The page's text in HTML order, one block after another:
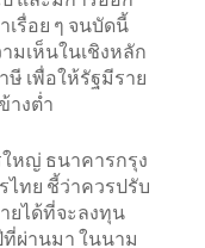
เรื่อย ๆ จนบัดนี้
มเห็นในเชิงหลัก
เพื่อให้รัฐมีราย
างต่ำ
หญ่ ธนาคารกรุง
ไทย ชี้ว่าควรปรับ
ยได้ที่จะลงทุน
ที่ผ่านมา ในนาม